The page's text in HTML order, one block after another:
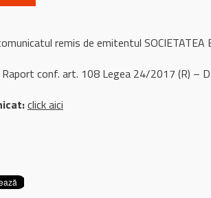
remis de emitentul SOCIETATEA
Raport conf. art. 108 Legea 24/2017 (R) –
click aici